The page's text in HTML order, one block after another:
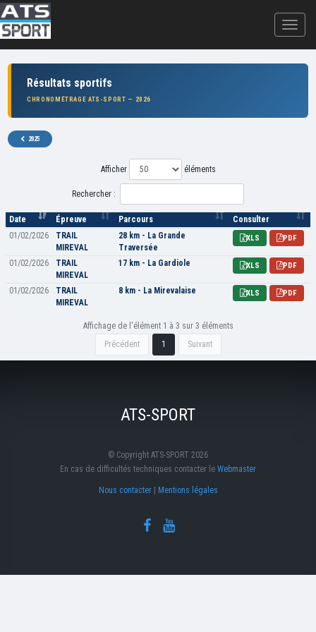
Résultats sportifs
CHRONOMÉTRAGE ATS-SPORT — 2026
2025
Afficher éléments
Rechercher :
Date Épreuve Parcours
Consulter
01/02/2026
TRAIL
MIREVAL
28 km - La Grande
Traversée
XLS PDF
01/02/2026
TRAIL
MIREVAL
17 km - La Gardiole XLS PDF
01/02/2026
TRAIL
MIREVAL
8 km - La Mirevalaise XLS PDF
Affichage de l'élément 1 à 3 sur 3 éléments
Précédent
1 Suivant
ATS-SPORT
© Copyright ATS-SPORT 2026
En cas de difficultés techniques contacter le Webmaster
Nous contacter| Mentions légales